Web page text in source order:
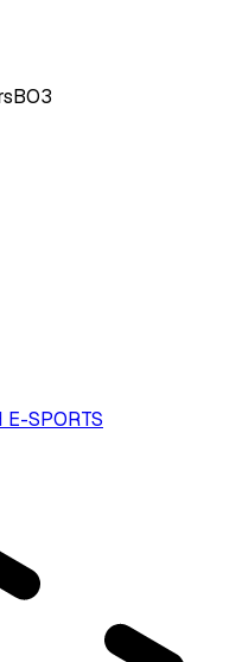
BO3
E-SPORTS